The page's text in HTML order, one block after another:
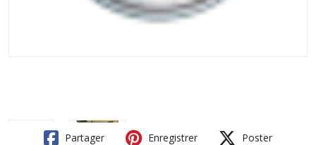
Partager Enregistrer Poster